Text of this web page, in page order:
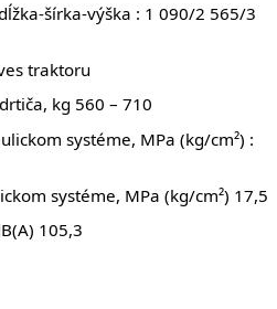
šírka-výška : 1 090/2 565/3
traktoru
kg 560 – 710
systéme, MPa (kg/cm²) :
systéme, MPa (kg/cm²) 17,5
105,3